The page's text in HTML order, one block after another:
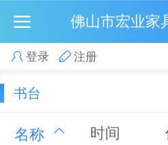
佛山市宏业家
登录 注册
书台
名称 时间